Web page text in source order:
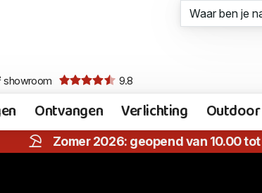
showroom 9.8
Ontvangen Verlichting Outdoor
Zomer 2026: geopend van 10.00